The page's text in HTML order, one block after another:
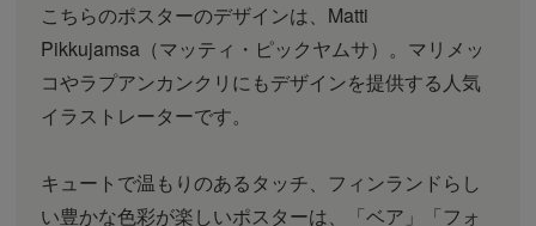
こちらのポスターのデザインは、Matti
Pikkujamsa（マッティ・ピックヤムサ）。マリメッ
コやラプアンカンクリにもデザインを提供する人気
イラストレーターです。
キュートで温もりのあるタッチ、フィンランドらし
い豊かな色彩が楽しいポスターは、「ベア」「フォ